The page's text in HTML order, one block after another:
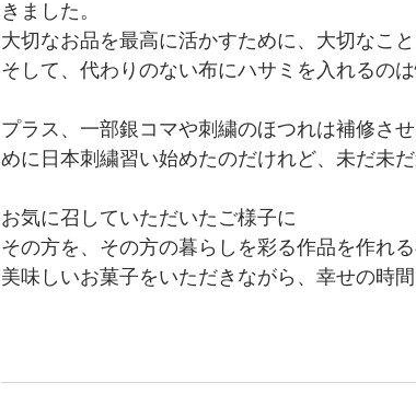
きました。
大切なお品を最高に活かすために、大切なこと
そして、代わりのない布にハサミを入れるのは
プラス、一部銀コマや刺繍のほつれは補修さ
めに日本刺繍習い始めたのだけれど、未だ未
お気に召していただいたご様子に
その方を、その方の暮らしを彩る作品を作れる
美味しいお菓子をいただきながら、幸せの時間